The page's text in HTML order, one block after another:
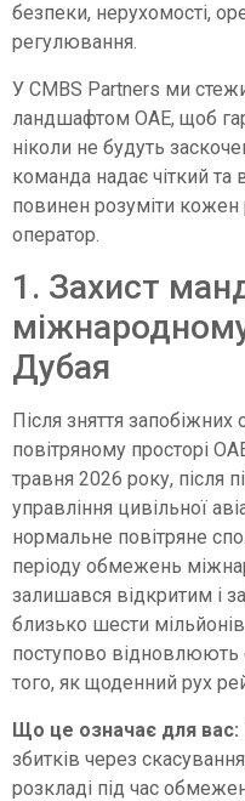
безпеки, нерухомості,
регулювання.
У CMBS Partners ми
ландшафтом ОАЕ, щоб
ніколи не будуть
команда надає чіткий та
повинен розуміти кожен
оператор.
1. Захист
Дубая
Після зняття
повітряному просторі
травня 2026 року, після
управління цивільної
нормальне повітряне
періоду обмежень
залишався відкритим і
близько шести
поступово відновлюють
того, як щоденний рух
Що це означає для вас:
збитків через
розкладі під час